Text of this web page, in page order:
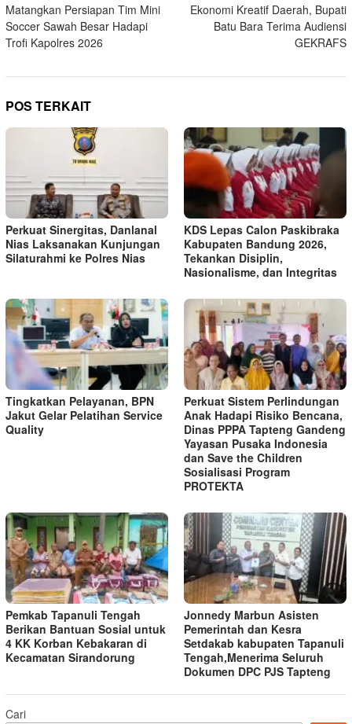
Matangkan Persiapan Tim Mini
Soccer Sawah Besar Hadapi
Trofi Kapolres 2026
Ekonomi Kreatif Daerah, Bupati
Batu Bara Terima Audiensi
GEKRAFS
POS TERKAIT
Perkuat Sinergitas, Danlanal
Nias Laksanakan Kunjungan
Silaturahmi ke Polres Nias
KDS Lepas Calon Paskibraka
Kabupaten Bandung 2026,
Tekankan Disiplin,
Nasionalisme, dan Integritas
Tingkatkan Pelayanan, BPN
Jakut Gelar Pelatihan Service
Quality
Perkuat Sistem Perlindungan
Anak Hadapi Risiko Bencana,
Dinas PPPA Tapteng Gandeng
Yayasan Pusaka Indonesia
dan Save the Children
Sosialisasi Program
PROTEKTA
Pemkab Tapanuli Tengah
Berikan Bantuan Sosial untuk
4 KK Korban Kebakaran di
Kecamatan Sirandorung
Jonnedy Marbun Asisten
Pemerintah dan Kesra
Setdakab kabupaten Tapanuli
Tengah,Menerima Seluruh
Dokumen DPC PJS Tapteng
Cari